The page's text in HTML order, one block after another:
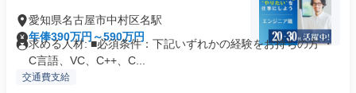
愛知県名古屋市中村区名駅
年俸390万円～590万円
求める人材: ■必須条件：下記いずれかの経験をお持ちの方 ・
C言語、VC、C++、C...
交通費支給